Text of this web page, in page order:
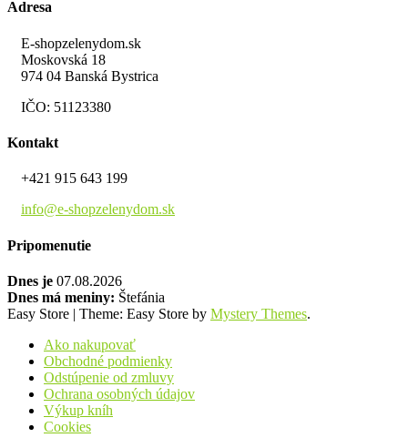
Adresa
E-shopzelenydom.sk
Moskovská 18
974 04 Banská Bystrica
IČO: 51123380
Kontakt
+421 915 643 199
info@e-shopzelenydom.sk
Pripomenutie
Dnes je 07.08.2026
Dnes má meniny: Štefánia
Easy Store | Theme: Easy Store by Mystery Themes.
Ako nakupovať
Obchodné podmienky
Odstúpenie od zmluvy
Ochrana osobných údajov
Výkup kníh
Cookies